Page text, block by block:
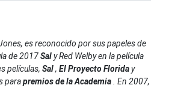
es reconocido por sus papeles de
de 2017Saly Red Welby en la película
películas, Sal, El Proyecto Floriday
parapremios de la Academia
. En 2007,